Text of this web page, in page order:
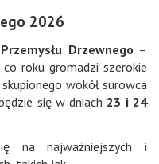
2026
Drzewnego –
roku gromadzi szerokie
wokół surowca
się w dniach 23 i 24
na najważniejszych i